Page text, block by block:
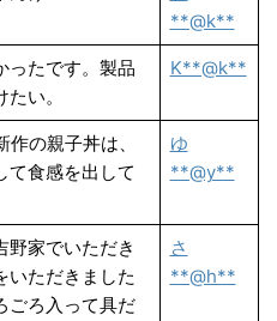
**@k**
ったです。製品
い。
K**@k**
の親子丼は、
て食感を出して
ゆ
**@y**
野家でいただき
いただきました
ごろ入って具だ
さ
**@h**